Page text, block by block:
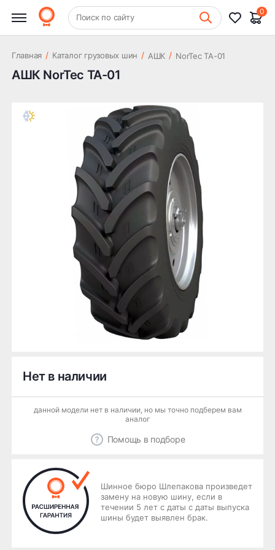
+7 (831) 261-35-35 Шиномонтаж
Поиск по сайту
0
Главная / Каталог грузовых шин / АШК / NorTec TA-01
АШК NorTec TA-01
Нет в наличии
данной модели нет в наличии, но мы точно подберем вам
аналог
Помощь в подборе
Шинное бюро Шлепакова произведет
замену на новую шину, если в
течении 5 лет с даты с даты выпуска
шины будет выявлен брак.